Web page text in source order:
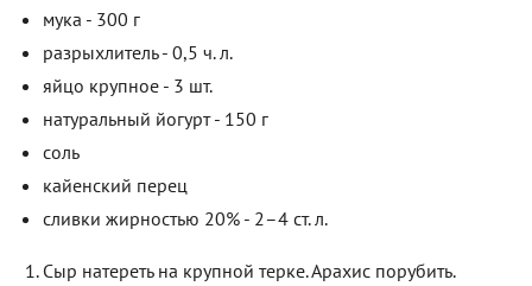
мука - 300 г
разрыхлитель - 0,5 ч. л.
яйцо крупное - 3 шт.
натуральный йогурт - 150 г
соль
кайенский перец
сливки жирностью 20% - 2–4 ст. л.
Сыр натереть на крупной терке. Арахис порубить.